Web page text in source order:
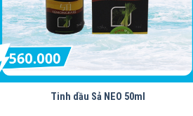
Tinh dầu Sả NEO 50ml